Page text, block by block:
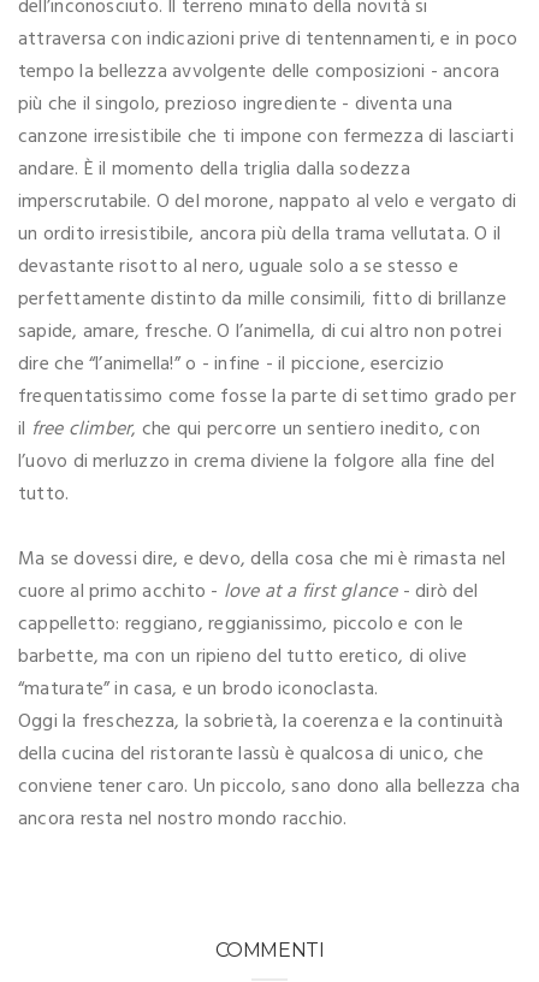
dell’inconosciuto. Il terreno minato della novità si
attraversa con indicazioni prive di tentennamenti, e in poco
tempo la bellezza avvolgente delle composizioni - ancora
più che il singolo, prezioso ingrediente - diventa una
canzone irresistibile che ti impone con fermezza di lasciarti
andare. È il momento della triglia dalla sodezza
imperscrutabile. O del morone, nappato al velo e vergato di
un ordito irresistibile, ancora più della trama vellutata. O il
devastante risotto al nero, uguale solo a se stesso e
perfettamente distinto da mille consimili, fitto di brillanze
sapide, amare, fresche. O l’animella, di cui altro non potrei
dire che “l’animella!” o - infine - il piccione, esercizio
frequentatissimo come fosse la parte di settimo grado per
il free climber, che qui percorre un sentiero inedito, con
l’uovo di merluzzo in crema diviene la folgore alla fine del
tutto.
Ma se dovessi dire, e devo, della cosa che mi è rimasta nel
cuore al primo acchito - love at a first glance- dirò del
cappelletto: reggiano, reggianissimo, piccolo e con le
barbette, ma con un ripieno del tutto eretico, di olive
“maturate” in casa, e un brodo iconoclasta.
Oggi la freschezza, la sobrietà, la coerenza e la continuità
della cucina del ristorante lassù è qualcosa di unico, che
conviene tener caro. Un piccolo, sano dono alla bellezza cha
ancora resta nel nostro mondo racchio.
COMMENTI